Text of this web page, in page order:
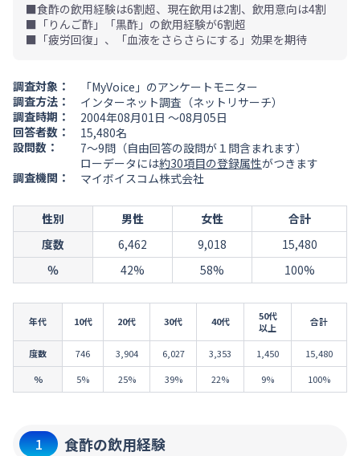
■食酢の飲用経験は6割超、現在飲用は2割、飲用意向は4割
■「りんご酢」「黒酢」の飲用経験が6割超
■「疲労回復」、「血液をさらさらにする」効果を期待
調査対象：
「MyVoice」のアンケートモニター
調査方法：
インターネット調査（ネットリサーチ）
調査時期：
2004年08月01日 ～08月05日
回答者数：
15,480名
設問数：
7～9問（自由回答の設問が１問含まれます）
ローデータには約30項目の登録属性がつきます
調査機関：
マイボイスコム株式会社
性別 男性 女性
合計
度数
6,462 9,018
15,480
％
42% 58% 100%
年代 10代 20代 30代 40代
50代
以上
合計
度数 746 3,904 6,027 3,353 1,450
15,480
％
5% 25% 39% 22% 9% 100%
1 食酢の飲用経験